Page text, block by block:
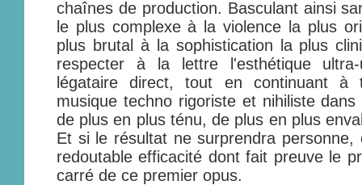
chaînes de production. Basculant ainsi
le plus complexe à la violence la plus
plus brutal à la sophistication la plus
respecter à la lettre l'esthétique
légataire direct, tout en continuant à
musique techno rigoriste et nihiliste
de plus en plus ténu, de plus en plus
Et si le résultat ne surprendra
redoutable efficacité dont fait preuve le
carré de ce premier opus.